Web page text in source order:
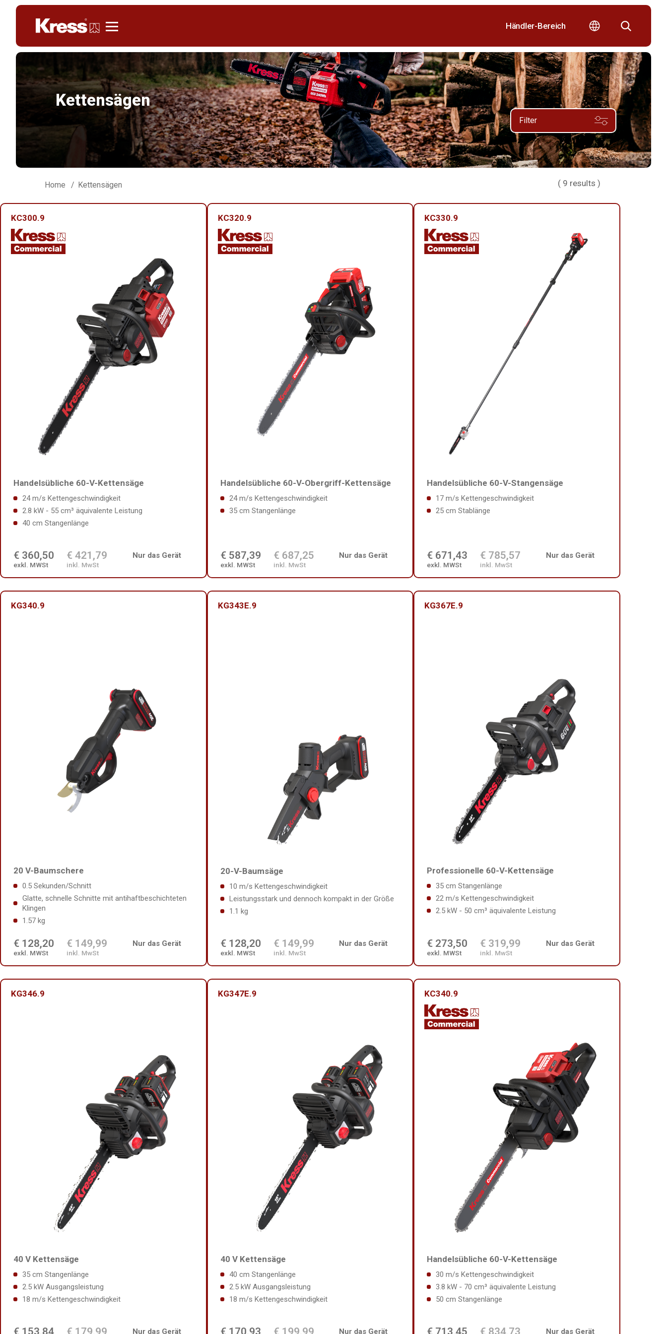
Händler-Bereich
Kettensägen
Filter
Home Kettensägen ( 9 results )
KC300.9
Handelsübliche 60-V-Kettensäge
24 m/s Kettengeschwindigkeit
2.8 kW - 55 cm³ äquivalente Leistung
40 cm Stangenlänge
€ 360,50
exkl. MWSt
€ 421,79
inkl. MwSt
Nur das Gerät
KC320.9
Handelsübliche 60-V-Obergriff-Kettensäge
24 m/s Kettengeschwindigkeit
35 cm Stangenlänge
€ 587,39
exkl. MWSt
€ 687,25
inkl. MwSt
Nur das Gerät
KC330.9
Handelsübliche 60-V-Stangensäge
17 m/s Kettengeschwindigkeit
25 cm Stablänge
€ 671,43
exkl. MWSt
€ 785,57
inkl. MwSt
Nur das Gerät
KG340.9
20 V-Baumschere
0.5 Sekunden/Schnitt
Glatte, schnelle Schnitte mit antihaftbeschichteten
Klingen
1.57 kg
€ 128,20
exkl. MWSt
€ 149,99
inkl. MwSt
Nur das Gerät
KG343E.9
20-V-Baumsäge
10 m/s Kettengeschwindigkeit
Leistungsstark und dennoch kompakt in der Größe
1.1 kg
€ 128,20
exkl. MWSt
€ 149,99
inkl. MwSt
Nur das Gerät
KG367E.9
Professionelle 60-V-Kettensäge
35 cm Stangenlänge
22 m/s Kettengeschwindigkeit
2.5 kW - 50 cm³ äquivalente Leistung
€ 273,50
exkl. MWSt
€ 319,99
inkl. MwSt
Nur das Gerät
KG346.9
40 V Kettensäge
35 cm Stangenlänge
2.5 kW Ausgangsleistung
18 m/s Kettengeschwindigkeit
€ 153,84 € 179,99 Nur das Gerät
KG347E.9
40 V Kettensäge
40 cm Stangenlänge
2.5 kW Ausgangsleistung
18 m/s Kettengeschwindigkeit
€ 170,93 € 199,99 Nur das Gerät
KC340.9
Handelsübliche 60-V-Kettensäge
30 m/s Kettengeschwindigkeit
3.8 kW - 70 cm³ äquivalente Leistung
50 cm Stangenlänge
€ 713,45 € 834,73 Nur das Gerät